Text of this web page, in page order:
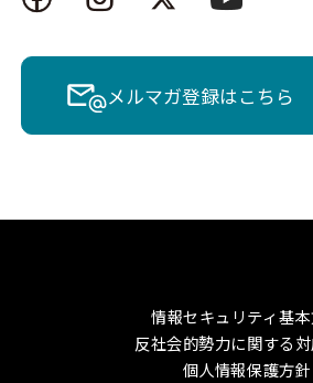
メルマガ登録はこちら
情報セキュリティ基
反社会的勢力に関する
個人情報保護方針